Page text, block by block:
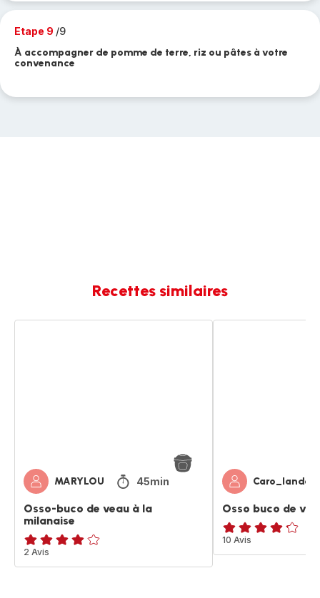
Etape 9 /9
À accompagner de pomme de terre, riz ou pâtes à votre
convenance
Recettes similaires
MARYLOU 45min
Osso-buco de veau à la
milanaise
Avis
4
2 Avis
Caro_landes
Osso buco de
ratings.4.2
10 Avis